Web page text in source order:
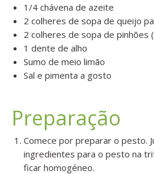
1/4 chávena de azeite
2 colheres de sopa de queijo
2 colheres de sopa de pinhões
1 dente de alho
Sumo de meio limão
Sal e pimenta a gosto
Preparação
Comece por preparar o pesto.
ingredientes para o pesto na
ficar homogéneo.